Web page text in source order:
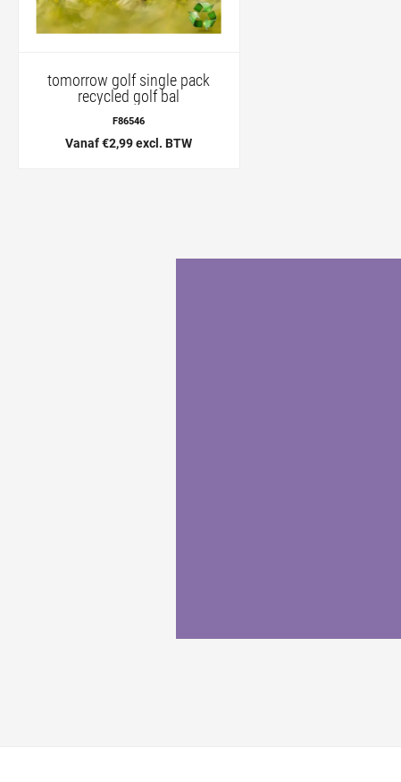
tomorrow golf single pack
recycled golf bal
F86546
Vanaf €2,99 excl. BTW